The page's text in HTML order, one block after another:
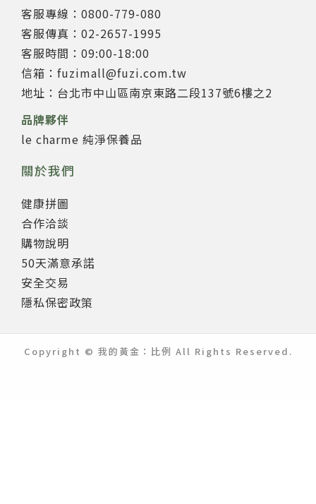
客服專線：0800-779-080
客服傳真：02-2657-1995
客服時間：09:00-18:00
信箱：fuzimall@fuzi.com.tw
地址：台北市中山區南京東路二段137號6樓之2
品牌夥伴
le charme 純淨保養品
關於我們
健康拼圖
合作洽談
購物說明
50天滿意承諾
安全交易
隱私保密政策
Copyright © 我的黃金：比例 All Rights Reserved.